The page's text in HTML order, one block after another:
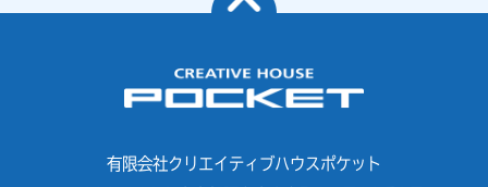
有限会社クリエイティブハウスポケット